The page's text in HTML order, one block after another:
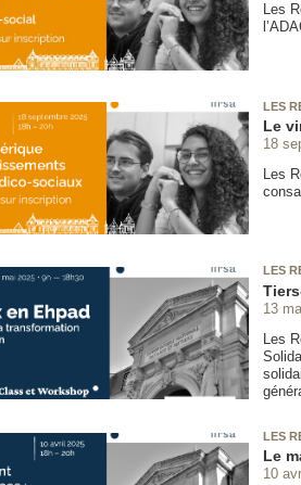
Les
LES
Le
18
Les
LES
13
Les
LES
Le
10